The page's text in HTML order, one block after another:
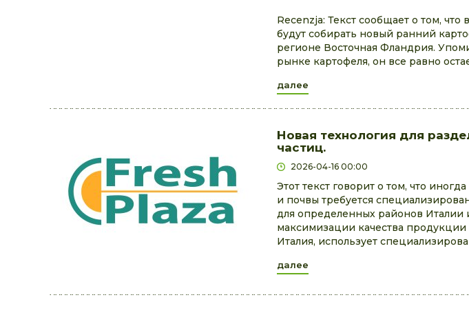
Recenzja: Текст сообщает о том,
будут собирать новый ранний
регионе Восточная Фландрия.
рынке картофеля, он все равно
далее
Новая технология для
частиц.
2026-04-16 00:00
Этот текст говорит о том, что
и почвы требуется
для определенных районов
максимизации качества
Италия, использует
далее